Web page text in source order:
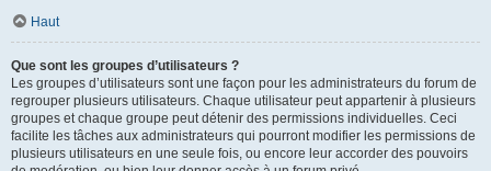
Haut
Que sont les groupes d’utilisateurs ?
Les groupes d’utilisateurs sont une façon pour les administrateurs du forum de
regrouper plusieurs utilisateurs. Chaque utilisateur peut appartenir à plusieurs
groupes et chaque groupe peut détenir des permissions individuelles. Ceci
facilite les tâches aux administrateurs qui pourront modifier les permissions de
plusieurs utilisateurs en une seule fois, ou encore leur accorder des pouvoirs